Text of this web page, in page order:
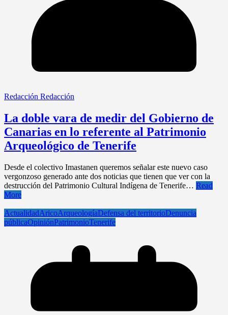
Redacción Redacción
La doble vara de medir del Gobierno de
Canarias en lo referente al Patrimonio
Arqueológico de Tenerife
Desde el colectivo Imastanen queremos señalar este nuevo caso
vergonzoso generado ante dos noticias que tienen que ver con la
destrucción del Patrimonio Cultural Indígena de Tenerife… Read
More
ActualidadAricoArqueologíaDefensa del territorioDenuncia
públicaOpiniónPatrimonioTenerife